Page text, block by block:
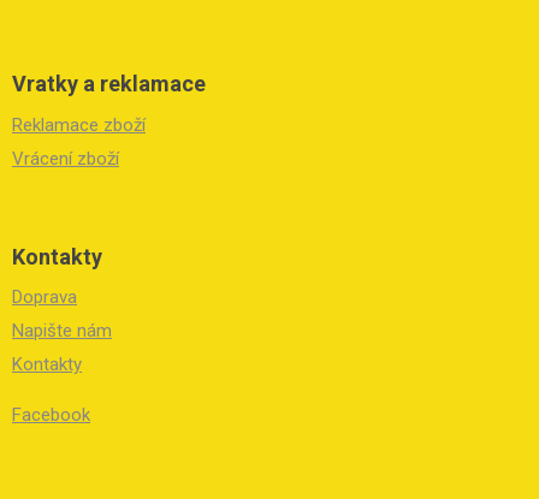
Vratky a reklamace
Reklamace zboží
Vrácení zboží
Kontakty
Doprava
Napište nám
Kontakty
Facebook